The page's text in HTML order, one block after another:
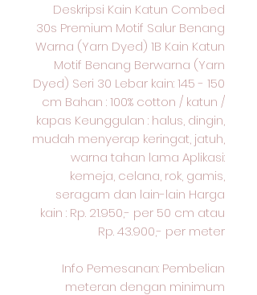
Deskripsi Kain Katun Combed
30s Premium Motif Salur Benang
Warna (Yarn Dyed) 1B Kain Katun
Motif Benang Berwarna (Yarn
Dyed) Seri 30 Lebar kain: 145 - 150
cm Bahan : 100% cotton / katun /
kapas Keunggulan : halus, dingin,
mudah menyerap keringat, jatuh,
warna tahan lama Aplikasi:
kemeja, celana, rok, gamis,
seragam dan lain-lain Harga
kain : Rp. 21.950,- per 50 cm atau
Rp. 43.900,- per meter
Info Pemesanan: Pembelian
meteran dengan minimum